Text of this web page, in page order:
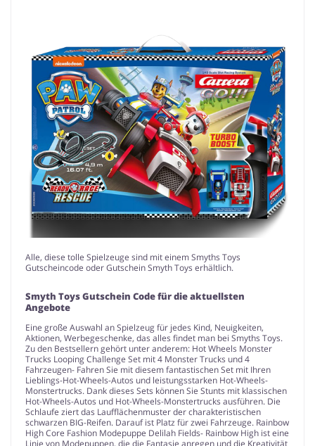
Alle, diese tolle Spielzeuge sind mit einem Smyths Toys
Gutscheincode oder Gutschein Smyth Toys erhältlich.
Smyth Toys Gutschein Code für die aktuellsten
Angebote
Eine große Auswahl an Spielzeug für jedes Kind, Neuigkeiten,
Aktionen, Werbegeschenke, das alles findet man bei Smyths Toys.
Zu den Bestsellern gehört unter anderem: Hot Wheels Monster
Trucks Looping Challenge Set mit 4 Monster Trucks und 4
Fahrzeugen- Fahren Sie mit diesem fantastischen Set mit Ihren
Lieblings-Hot-Wheels-Autos und leistungsstarken Hot-Wheels-
Monstertrucks. Dank dieses Sets können Sie Stunts mit klassischen
Hot-Wheels-Autos und Hot-Wheels-Monstertrucks ausführen. Die
Schlaufe ziert das Laufflächenmuster der charakteristischen
schwarzen BIG-Reifen. Darauf ist Platz für zwei Fahrzeuge. Rainbow
High Core Fashion Modepuppe Delilah Fields- Rainbow High ist eine